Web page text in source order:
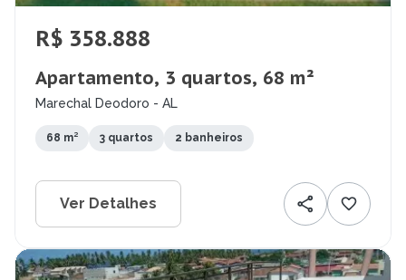
R$ 358.888
Apartamento, 3 quartos, 68 m²
Marechal Deodoro - AL
68 m² 3 quartos 2 banheiros
Ver Detalhes